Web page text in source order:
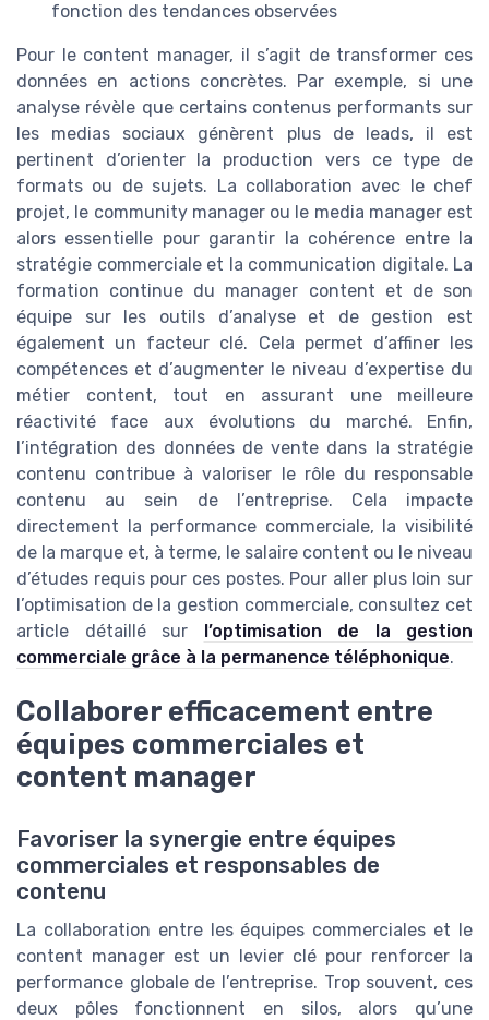
fonction des tendances observées
Pour le content manager, il s’agit de transformer ces
données en actions concrètes. Par exemple, si une
analyse révèle que certains contenus performants sur
les medias sociaux génèrent plus de leads, il est
pertinent d’orienter la production vers ce type de
formats ou de sujets. La collaboration avec le chef
projet, le community manager ou le media manager est
alors essentielle pour garantir la cohérence entre la
stratégie commerciale et la communication digitale. La
formation continue du manager content et de son
équipe sur les outils d’analyse et de gestion est
également un facteur clé. Cela permet d’affiner les
compétences et d’augmenter le niveau d’expertise du
métier content, tout en assurant une meilleure
réactivité face aux évolutions du marché. Enfin,
l’intégration des données de vente dans la stratégie
contenu contribue à valoriser le rôle du responsable
contenu au sein de l’entreprise. Cela impacte
directement la performance commerciale, la visibilité
de la marque et, à terme, le salaire content ou le niveau
d’études requis pour ces postes. Pour aller plus loin sur
l’optimisation de la gestion commerciale, consultez cet
article détaillé sur
l’optimisation de la gestion
commerciale grâce à la permanence téléphonique.
Collaborer efficacement entre
équipes commerciales et
content manager
Favoriser la synergie entre équipes
commerciales et responsables de
contenu
La collaboration entre les équipes commerciales et le
content manager est un levier clé pour renforcer la
performance globale de l’entreprise. Trop souvent, ces
deux pôles fonctionnent en silos, alors qu’une